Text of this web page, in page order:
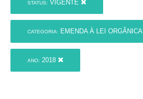
STATUS: VIGENTE
CATEGORIA: EMENDA À LEI ORGÂNICA
ANO: 2018